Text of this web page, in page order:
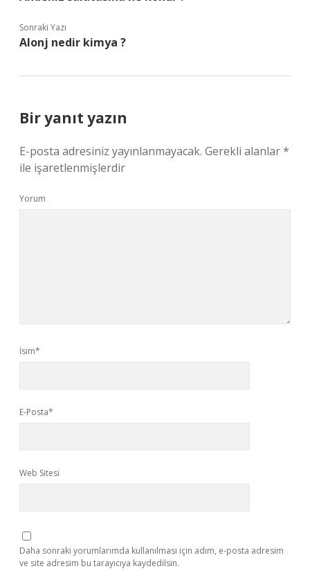
Sonraki Yazı
Alonj nedir kimya ?
Bir yanıt yazın
E-posta adresiniz yayınlanmayacak. Gerekli alanlar*
ile işaretlenmişlerdir
Yorum
İsim*
E-Posta*
Web Sitesi
Daha sonraki yorumlarımda kullanılması için adım, e-posta adresim
ve site adresim bu tarayıcıya kaydedilsin.